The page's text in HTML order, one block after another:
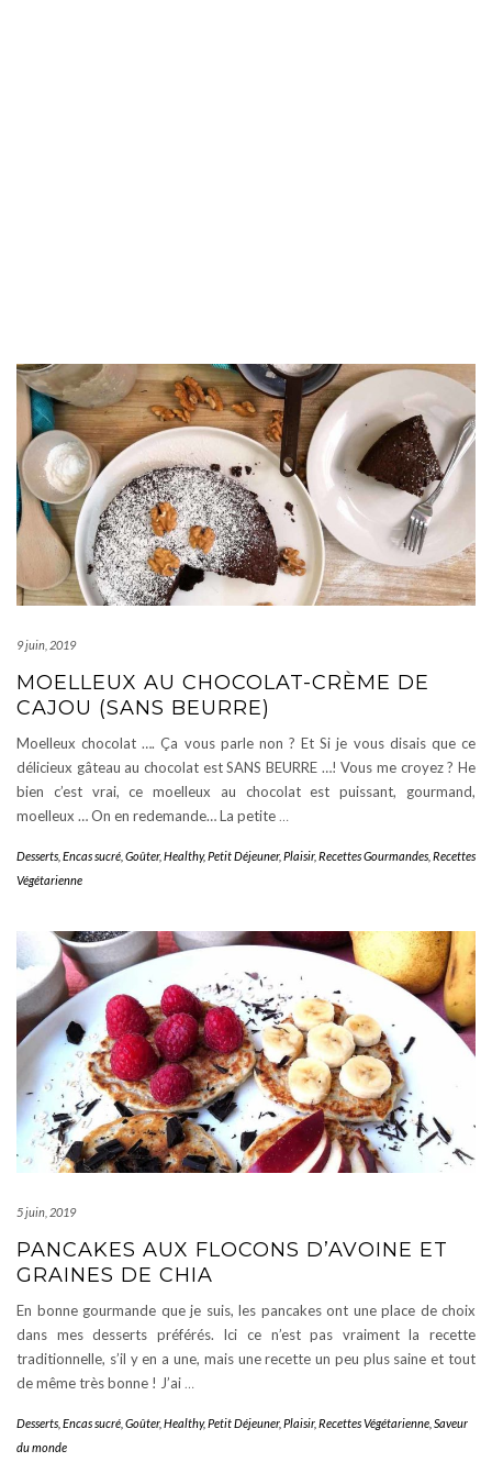
9 juin, 2019
MOELLEUX AU CHOCOLAT-CRÈME DE
CAJOU (SANS BEURRE)
Moelleux chocolat …. Ça vous parle non ? Et Si je vous disais que ce
délicieux gâteau au chocolat est SANS BEURRE …! Vous me croyez ? He
bien c’est vrai, ce moelleux au chocolat est puissant, gourmand,
moelleux … On en redemande… La petite…
Desserts Encas sucré Goûter, Healthy,Petit Déjeuner, Plaisir, Recettes Gourmandes Recettes
Végétarienne
5 juin, 2019
PANCAKES AUX FLOCONS D’AVOINE ET
GRAINES DE CHIA
En bonne gourmande que je suis, les pancakes ont une place de choix
dans mes desserts préférés. Ici ce n’est pas vraiment la recette
traditionnelle, s’il y en a une, mais une recette un peu plus saine et tout
de même très bonne ! J’ai…
Desserts Encas sucré Goûter, Healthy,Petit Déjeuner, Plaisir, Recettes Végétarienne Saveur
du monde